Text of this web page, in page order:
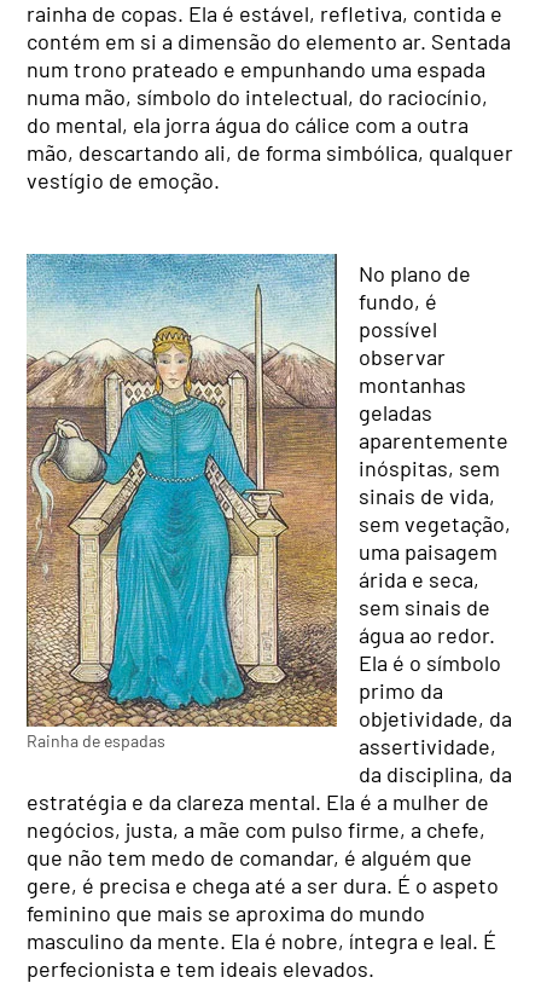
rainha de copas. Ela é estável, refletiva, contida e
contém em si a dimensão do elemento ar. Sentada
num trono prateado e empunhando uma espada
numa mão, símbolo do intelectual, do raciocínio,
do mental, ela jorra água do cálice com a outra
mão, descartando ali, de forma simbólica, qualquer
vestígio de emoção.
Rainha de espadas
No plano de
fundo, é
possível
observar
montanhas
geladas
aparentemente
inóspitas, sem
sinais de vida,
sem vegetação,
uma paisagem
árida e seca,
sem sinais de
água ao redor.
Ela é o símbolo
primo da
objetividade, da
assertividade,
da disciplina, da
estratégia e da clareza mental. Ela é a mulher de
negócios, justa, a mãe com pulso firme, a chefe,
que não tem medo de comandar, é alguém que
gere, é precisa e chega até a ser dura. É o aspeto
feminino que mais se aproxima do mundo
masculino da mente. Ela é nobre, íntegra e leal. É
perfecionista e tem ideais elevados.